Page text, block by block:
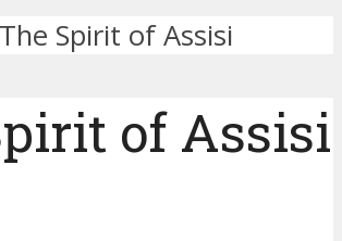
The Spirit of Assisi
of Assisi